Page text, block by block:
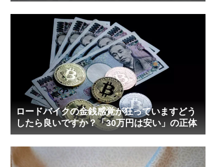
ロードバイクの金銭感覚が狂っていますどう
したら良いですか？「30万円は安い」の正体